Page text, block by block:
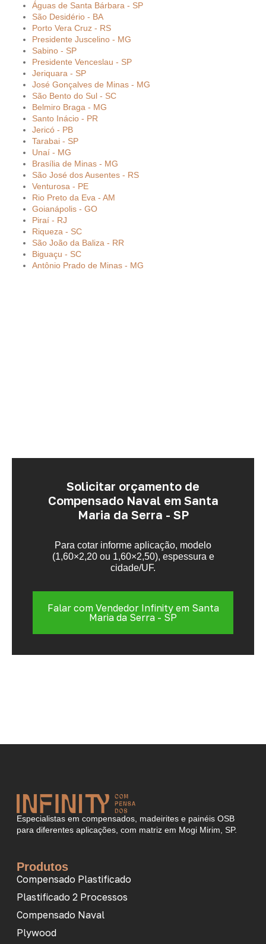
Águas de Santa Bárbara - SP
São Desidério - BA
Porto Vera Cruz - RS
Presidente Juscelino - MG
Sabino - SP
Presidente Venceslau - SP
Jeriquara - SP
José Gonçalves de Minas - MG
São Bento do Sul - SC
Belmiro Braga - MG
Santo Inácio - PR
Jericó - PB
Tarabai - SP
Unaí - MG
Brasília de Minas - MG
São José dos Ausentes - RS
Venturosa - PE
Rio Preto da Eva - AM
Goianápolis - GO
Piraí - RJ
Riqueza - SC
São João da Baliza - RR
Biguaçu - SC
Antônio Prado de Minas - MG
Solicitar orçamento de
Compensado Naval em Santa
Maria da Serra - SP
Para cotar informe aplicação, modelo
(1,60×2,20 ou 1,60×2,50), espessura e
cidade/UF.
Falar com Vendedor Infinity em Santa
Maria da Serra - SP
Especialistas em compensados, madeirites e painéis OSB
para diferentes aplicações, com matriz em Mogi Mirim, SP.
Produtos
Compensado Plastificado
Plastificado 2 Processos
Compensado Naval
Plywood